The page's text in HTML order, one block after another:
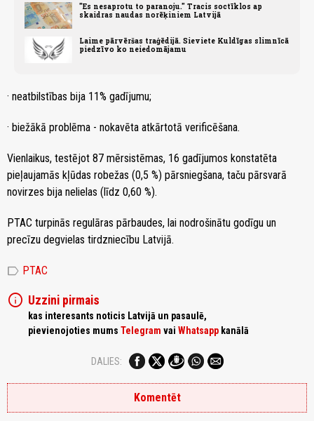
"Es nesaprotu to paranoju." Tracis soctīklos ap
skaidras naudas norēķiniem Latvijā
Laime pārvēršas traģēdijā. Sieviete Kuldīgas slimnīcā
piedzīvo ko neiedomājamu
· neatbilstības bija 11% gadījumu;
· biežākā problēma - nokavēta atkārtotā verificēšana.
Vienlaikus, testējot 87 mērsistēmas, 16 gadījumos konstatēta
pieļaujamās kļūdas robežas (0,5 %) pārsniegšana, taču pārsvarā
novirzes bija nelielas (līdz 0,60 %).
PTAC turpinās regulāras pārbaudes, lai nodrošinātu godīgu un
precīzu degvielas tirdzniecību Latvijā.
label PTAC
info Uzzini pirmais
kas interesants noticis Latvijā un pasaulē,
pievienojoties mums Telegram vai Whatsapp kanālā
DALIES:
Komentēt